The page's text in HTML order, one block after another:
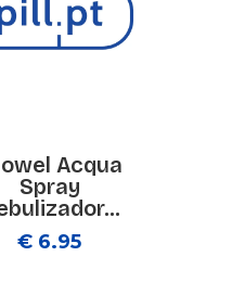
Acqua
Spray
€ 6.95